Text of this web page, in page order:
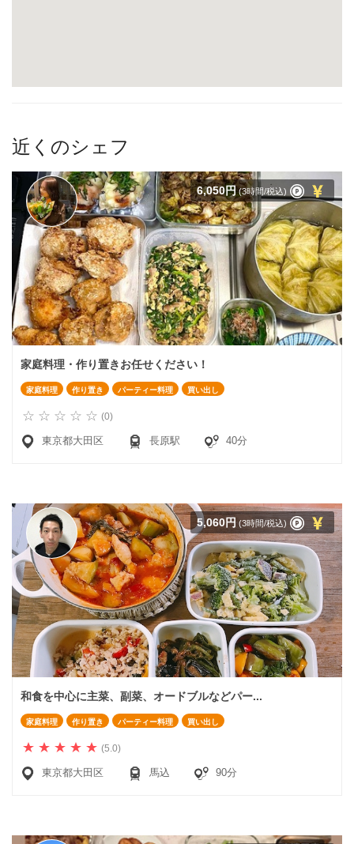
近くのシェフ
6,050円 (3時間/税込)
家庭料理・作り置きお任せください！
家庭料理 作り置き パーティー料理 買い出し
(0)
東京都大田区 長原駅 40分
5,060円 (3時間/税込)
和食を中心に主菜、副菜、オードブルなどパー...
家庭料理 作り置き パーティー料理 買い出し
(5.0)
東京都大田区 馬込 90分